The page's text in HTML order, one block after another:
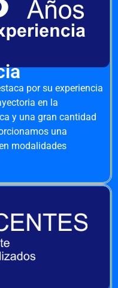
por su experiencia
en la
y una gran cantidad
una
modalidades